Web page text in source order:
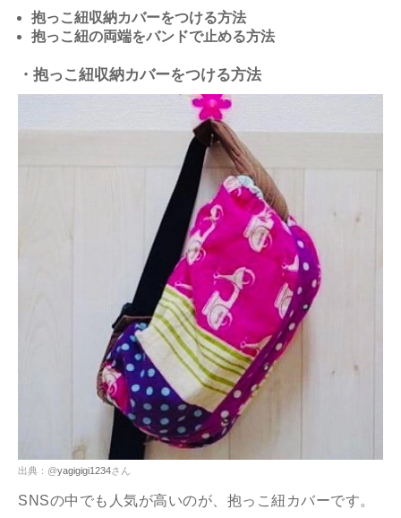
抱っこ紐収納カバーをつける方法
抱っこ紐の両端をバンドで止める方法
・抱っこ紐収納カバーをつける方法
出典：@yagigigi1234さん
SNSの中でも人気が高いのが、抱っこ紐カバーです。